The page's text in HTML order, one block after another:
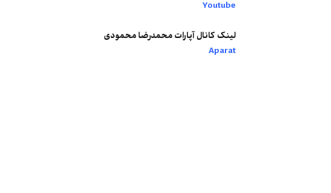
Youtube
لینک کانال آپارات محمدرضا محمودی
Aparat